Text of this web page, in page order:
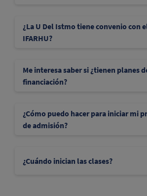
¿La U Del Istmo tiene convenio con
IFARHU?
Me interesa saber si ¿tienen planes
financiación?
¿Cómo puedo hacer para iniciar mi
de admisión?
¿Cuándo inician las clases?